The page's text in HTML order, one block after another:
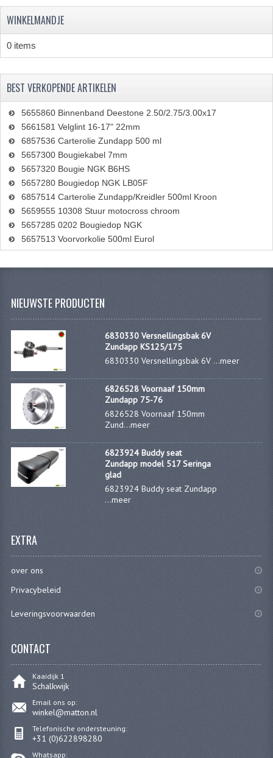
WINKELMANDJE
0 items
BEST VERKOPENDE ARTIKELEN
5655860 Binnenband Deestone 2.50/2.75/3.00x17
5661581 Velglint 16-17" 22mm
6857536 Carterolie Zundapp 500 ml
5657300 Bougiekabel 7mm
5657320 Bougie NGK B6HS
5657280 Bougiedop NGK LB05F
6857514 Carterolie Zundapp/Kreidler 500ml Kroon
5659555 10308 Stuur motocross chroom
5657285 0202 Bougiedop NGK
5657513 Voorvorkolie 500ml Eurol
NIEUWSTE PRODUCTEN
6830330 Versnellingsbak 6V
Zundapp KS125/175
6830330 Versnellingsbak 6V ...meer
6826528 Voornaaf 150mm
Zundapp 75-76
6826528 Voornaaf 150mm
Zund...meer
6823924 Buddy seat
Zundapp model 517 Seringa
glad
6823924 Buddy seat Zundapp
...meer
EXTRA
over ons
Privacybeleid
Leveringsvoorwaarden
CONTACT
Kaaidijk 1
Schalkwijk
Email ons op:
winkel@matton.nl
Telefonische ondersteuning:
+31 (0)622898280
Whatsapp: